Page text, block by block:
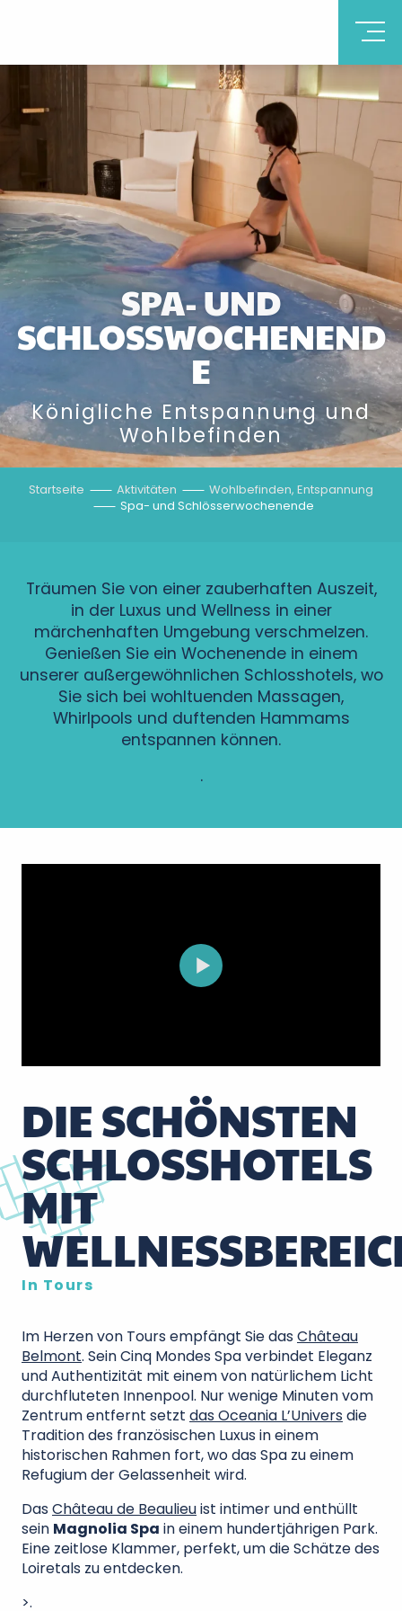
SPA- UND
SCHLOSSWOCHENEND
E
Königliche Entspannung und
Wohlbefinden
Startseite Aktivitäten
Wohlbefinden, Entspannung
Spa- und Schlösserwochenende
Träumen Sie von einer zauberhaften Auszeit,
in der Luxus und Wellness in einer
märchenhaften Umgebung verschmelzen.
Genießen Sie ein Wochenende in einem
unserer außergewöhnlichen Schlosshotels, wo
Sie sich bei wohltuenden Massagen,
Whirlpools und duftenden Hammams
entspannen können.
.
DIE SCHÖNSTEN
SCHLOSSHOTELS
MIT
In Tours
Im Herzen von Tours empfängt Sie dasChâteau
Belmont. Sein Cinq Mondes Spa verbindet Eleganz
und Authentizität mit einem von natürlichem Licht
durchfluteten Innenpool. Nur wenige Minuten vom
Zentrum entfernt setzt das Oceania L’Universdie
Tradition des französischen Luxus in einem
historischen Rahmen fort, wo das Spa zu einem
Refugium der Gelassenheit wird.
DasChâteau de Beaulieuist intimer und enthüllt
sein Magnolia Spa in einem hundertjährigen Park.
Eine zeitlose Klammer, perfekt, um die Schätze des
Loiretals zu entdecken.
>.